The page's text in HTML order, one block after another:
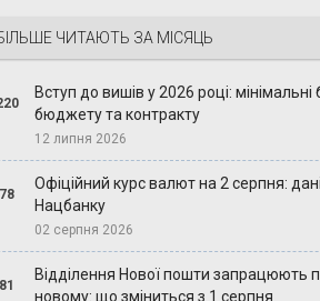
ЧИТАЮТЬ ЗА МІСЯЦЬ
Вступ до вишів у 2026 році:
бюджету та контракту
12 липня 2026
Офіційний курс валют на 2 серпня: дані
Нацбанку
02 серпня 2026
Відділення Нової пошти запрацюють
новому: що зміниться з 1 серпня